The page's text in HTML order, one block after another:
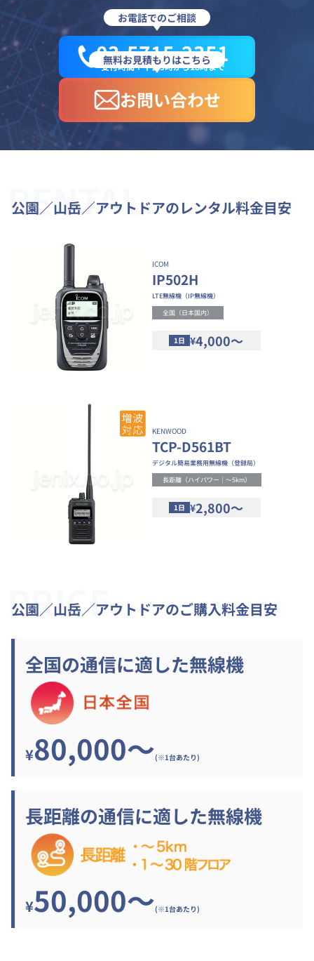
お電話でのご相談
03-5715-2351
受付時間：平日9時から18時まで
無料お見積もりはこちら
お問い合わせ
RENTAL
公園／山岳／アウトドアのレンタル料金目安
ICOM
IP502H
LTE無線機（IP無線機）
全国（日本国内）
1日 ¥4,000～
KENWOOD
TCP-D561BT
デジタル簡易業務用無線機（登録局）
長距離（ハイパワー｜～5km）
1日 ¥2,800～
PRICE
公園／山岳／アウトドアのご購入料金目安
全国の通信に適した無線機
¥80,000～(※1台あたり)
長距離の通信に適した無線機
¥50,000～(※1台あたり)